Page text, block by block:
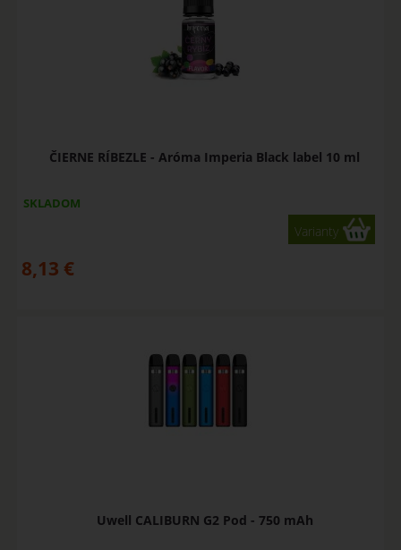
ČIERNE RÍBEZLE - Aróma Imperia Black label 10 ml
SKLADOM
Varianty
8,13 €
Uwell CALIBURN G2 Pod - 750 mAh